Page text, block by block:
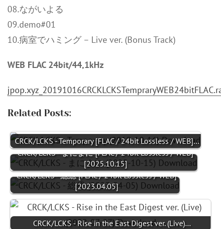
08.ながいよる
09.demo#01
10.病室でハミング – Live ver. (Bonus Track)
WEB FLAC 24bit/44,1kHz
Related Posts:
CRCK/LCKS - Temporary [FLAC / 24bit Lossless / WEB]…
CRCK/LCKS - まにまに [FLAC / 24bit Lossless / WEB]
[2025.10.15]
CRCK/LCKS - 総総 [FLAC / 24bit Lossless / WEB]
[2023.04.05]
CRCK/LCKS - Rise in the East Digest ver. (Live)…